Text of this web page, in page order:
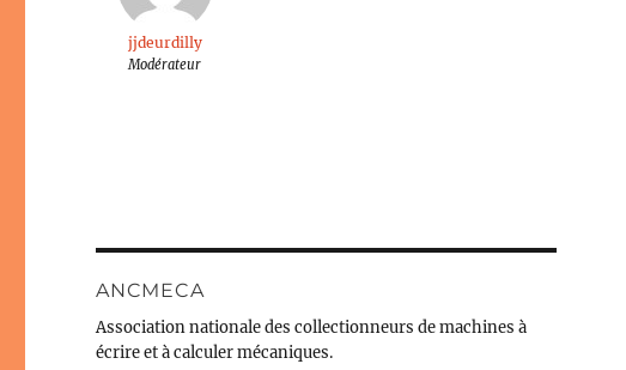
jjdeurdilly
Modérateur
ANCMECA
Association nationale des collectionneurs de machines à
écrire et à calculer mécaniques.